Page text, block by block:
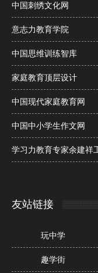
中国刺绣文化网
意志力教育学院
中国思维训练智库
家庭教育顶层设计
中国现代家庭教育网
中国中小学生作文网
学习力教育专家余建祥
友站链接
玩中学
趣学街